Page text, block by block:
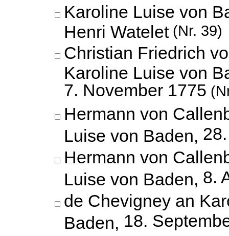
Karoline Luise von
Henri Watelet (Nr. 39)
Christian Friedrich
Karoline Luise von
7. November 1775
Hermann von
Luise von Baden,
Hermann von
Luise von Baden, 8.
de Chevigney an
Baden, 18.